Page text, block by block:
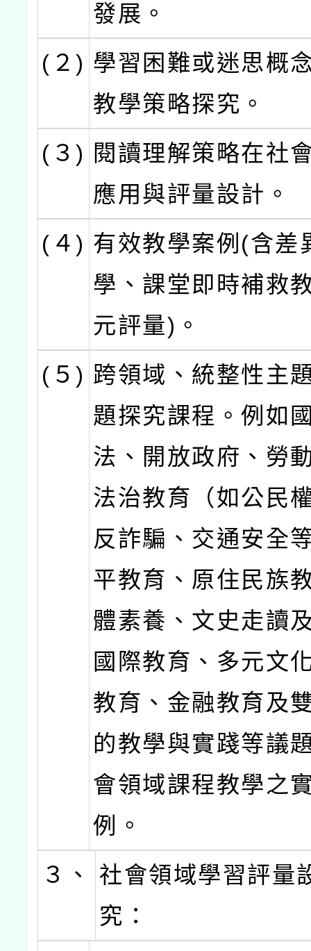
發展。
(２) 學習困難或迷思概
教學策略探究。
(３) 閱讀理解策略在社
應用與評量設計。
(４) 有效教學案例(含差
學、課堂即時補救
元評量)。
(５) 跨領域、統整性主
題探究課程。例如
法、開放政府、勞
法治教育（如公民
反詐騙、交通安全
平教育、原住民族
體素養、文史走讀
國際教育、多元文
教育、金融教育及
的教學與實踐等議
會領域課程教學之
例。
３、
社會領域學習評量
究：